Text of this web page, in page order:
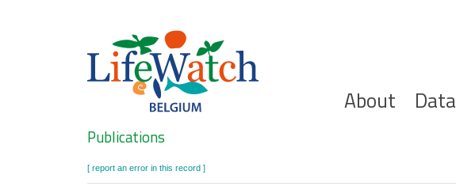
About
Search
Publications
[ report an error in this record ]